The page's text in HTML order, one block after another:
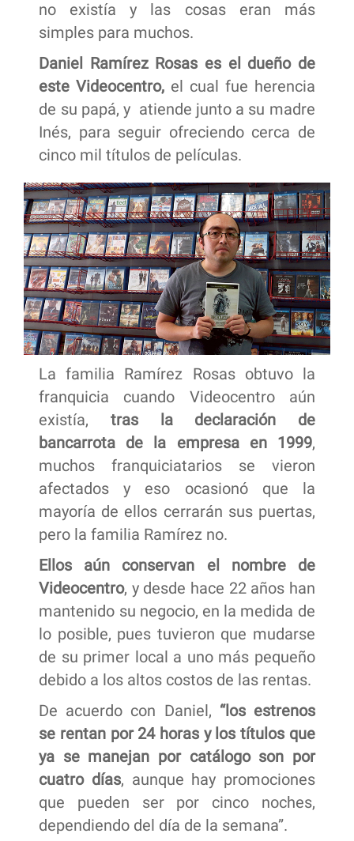
no existía y las cosas eran más
simples para muchos.
Daniel Ramírez Rosas es el dueño de
este Videocentro, el cual fue herencia
de su papá, y atiende junto a su madre
Inés, para seguir ofreciendo cerca de
cinco mil títulos de películas.
La familia Ramírez Rosas obtuvo la
franquicia cuando Videocentro aún
existía, tras la declaración de
bancarrota de la empresa en 1999,
muchos franquiciatarios se vieron
afectados y eso ocasionó que la
mayoría de ellos cerrarán sus puertas,
pero la familia Ramírez no.
Ellos aún conservan el nombre de
Videocentro, y desde hace 22 años han
mantenido su negocio, en la medida de
lo posible, pues tuvieron que mudarse
de su primer local a uno más pequeño
debido a los altos costos de las rentas.
De acuerdo con Daniel, “los estrenos
se rentan por 24 horas y los títulos que
ya se manejan por catálogo son por
cuatro días, aunque hay promociones
que pueden ser por cinco noches,
dependiendo del día de la semana”.